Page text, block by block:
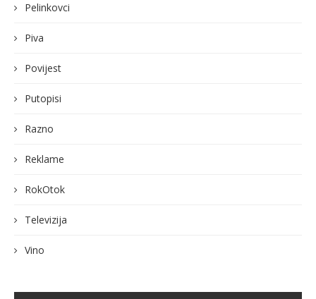
Pelinkovci
Piva
Povijest
Putopisi
Razno
Reklame
RokOtok
Televizija
Vino